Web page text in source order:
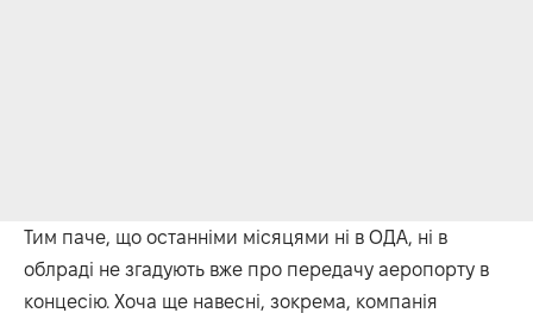
Тим паче, що останніми місяцями ні в ОДА, ні в
облраді не згадують вже про передачу аеропорту в
концесію. Хоча ще навесні, зокрема, компанія